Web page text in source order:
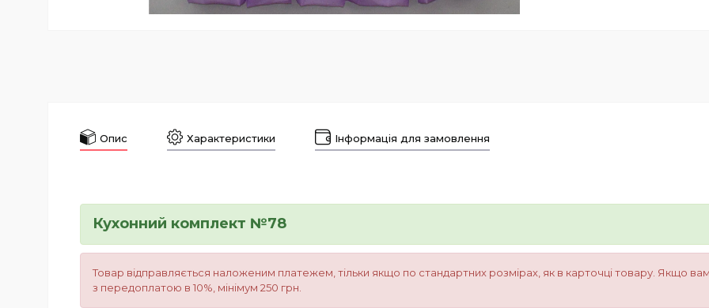
Опис Характеристики Інформація для замовлення
Кухонний комплект №78
Товар відправляється наложеним платежем, тільки якщо по стандартних розмірах, як в карточці товару. Якщо
з передоплатою в 10%, мінімум 250 грн.